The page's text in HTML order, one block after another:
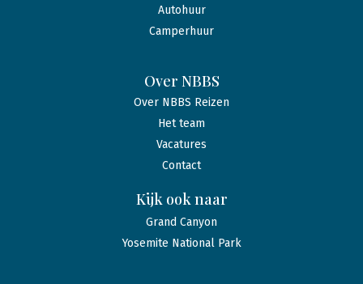
Autohuur
Camperhuur
Over NBBS
Over NBBS Reizen
Het team
Vacatures
Contact
Kijk ook naar
Grand Canyon
Yosemite National Park